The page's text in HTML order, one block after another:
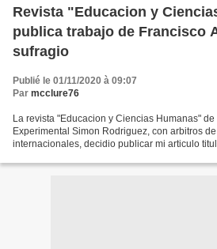
Revista "Educacion y
publica trabajo de Francisco
sufragio
Publié le 01/11/2020 à 09:07
Par mcclure76
La revista "Educacion y Ciencias Humanas"
Experimental Simon Rodriguez, con arbitros
internacionales, decidio publicar mi articulo